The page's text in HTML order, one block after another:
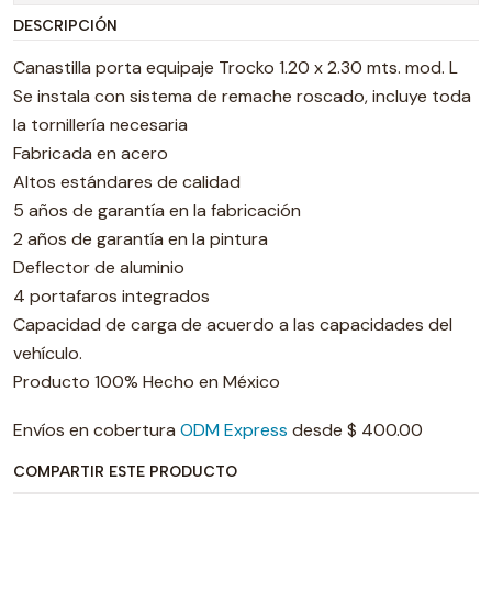
DESCRIPCIÓN
Canastilla porta equipaje Trocko 1.20 x 2.30 mts. mod. L
Se instala con sistema de remache roscado, incluye toda
la tornillería necesaria
Fabricada en acero
Altos estándares de calidad
5 años de garantía en la fabricación
2 años de garantía en la pintura
Deflector de aluminio
4 portafaros integrados
Capacidad de carga de acuerdo a las capacidades del
vehículo.
Producto 100% Hecho en México
Envíos en cobertura ODM Express desde $ 400.00
COMPARTIR ESTE PRODUCTO